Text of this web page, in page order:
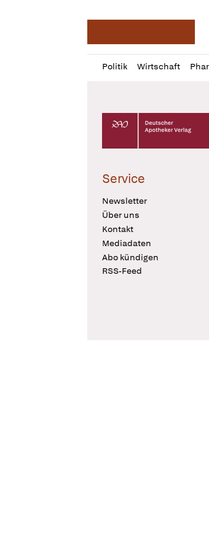
Politik Wirtschaft
Profil
öffnen
Daz
Pur
Deutscher Apotheker
Service
Newsletter
Über uns
Kontakt
Mediadaten
Abo kündigen
RSS-Feed